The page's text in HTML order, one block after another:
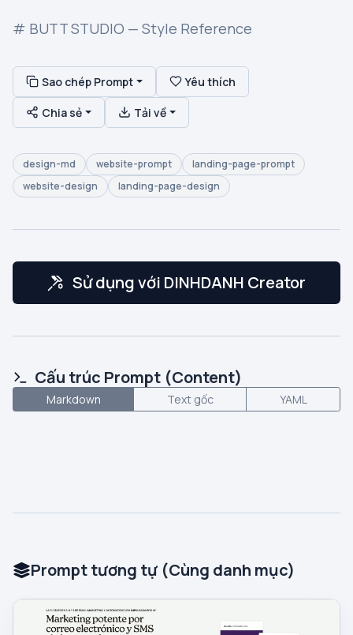
# BUTT STUDIO — Style Reference
Sao chép Prompt Yêu thích
Chia sẻ Tải về
design-md website-prompt
landing-page-prompt
website-design
landing-page-design
Sử dụng với DINHDANH Creator
Cấu trúc Prompt (Content)
Markdown Text gốc YAML
Prompt tương tự (Cùng danh mục)